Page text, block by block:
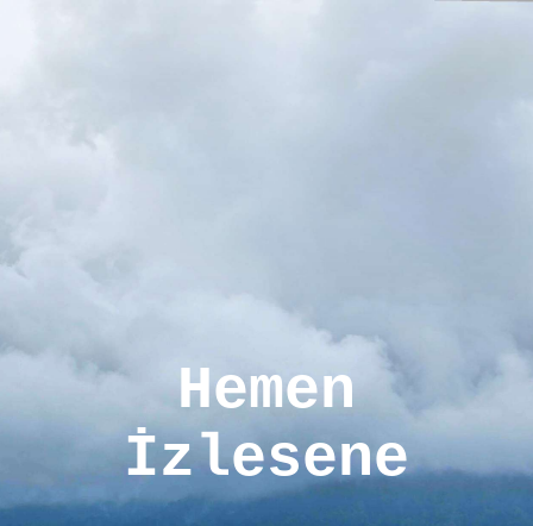
Hemen
İzlesene